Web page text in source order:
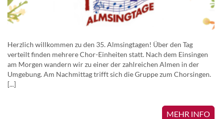
Herzlich willkommen zu den 35. Almsingtagen! Über den Tag
verteilt finden mehrere Chor-Einheiten statt. Nach dem Einsingen
am Morgen wandern wir zu einer der zahlreichen Almen in der
Umgebung. Am Nachmittag trifft sich die Gruppe zum Chorsingen.
[...]
MEHR INFO